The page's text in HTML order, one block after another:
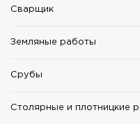
Сварщик
Земляные работы
Срубы
Столярные и плотницкие